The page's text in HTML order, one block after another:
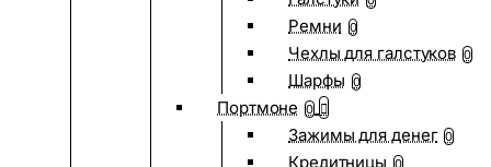
Ремни 0
Чехлы для галстуков 0
Шарфы 0
Портмоне 0
Зажимы для денег 0
Кредитницы 0